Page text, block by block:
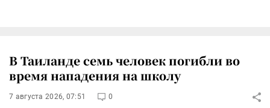
В Таиланде семь человек погибли во
время нападения на школу
7 августа 2026, 07:51 0